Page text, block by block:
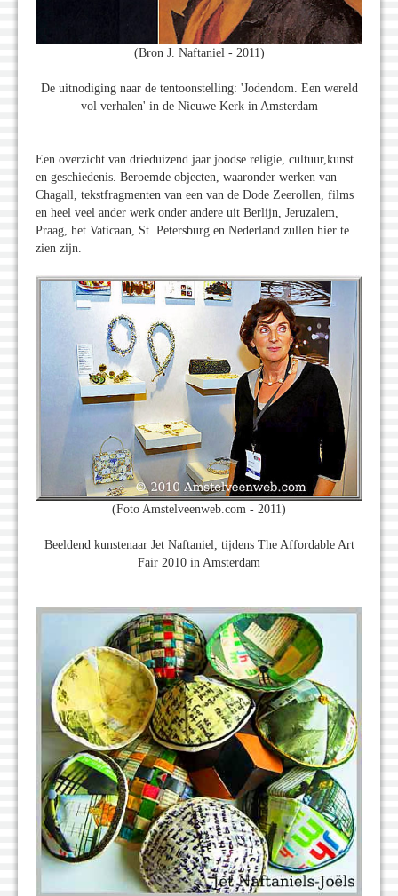
(Bron J. Naftaniel - 2011)
De uitnodiging naar de tentoonstelling: 'Jodendom. Een wereld
vol verhalen' in de Nieuwe Kerk in Amsterdam
Een overzicht van drieduizend jaar joodse religie, cultuur,kunst
en geschiedenis. Beroemde objecten, waaronder werken van
Chagall, tekstfragmenten van een van de Dode Zeerollen, films
en heel veel ander werk onder andere uit Berlijn, Jeruzalem,
Praag, het Vaticaan, St. Petersburg en Nederland zullen hier te
zien zijn.
(Foto Amstelveenweb.com - 2011)
Beeldend kunstenaar Jet Naftaniel, tijdens The Affordable Art
Fair 2010 in Amsterdam